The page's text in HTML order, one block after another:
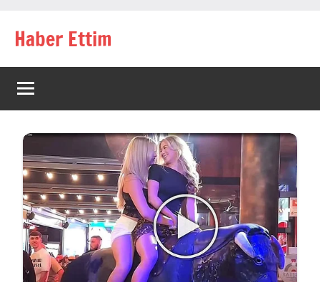
Haber Ettim